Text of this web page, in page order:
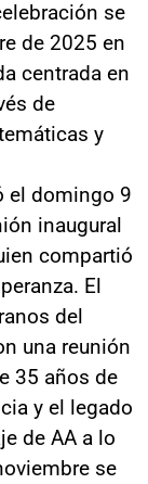
se
de 2025 en
centrada en
de
y
el domingo 9
inaugural
compartió
El
del
una reunión
35 años de
y el legado
de AA a lo
se